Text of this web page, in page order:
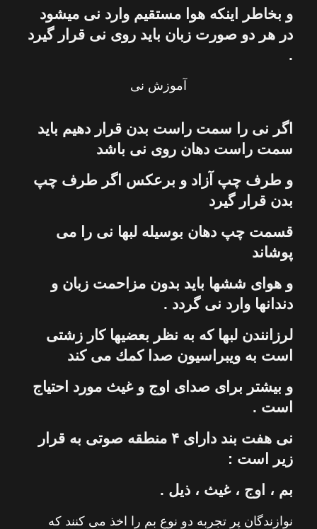
و بخاطر اینكه هوا مستقیم وارد نی میشود
در هر دو صورت زبان باید روی نی قرار گیرد
.
آموزش نی
اگر نی را سمت راست بدن قرار دهیم باید
سمت راست دهان روی نی باشد
و طرف چپ آزاد و برعكس اگر طرف چپ
بدن قرار گیرد
قسمت چپ دهان بوسیله لبها نی را می
پوشاند
و هوای ششها باید بدون مزاحمت زبان و
دندانها وارد نی گردد .
لرزانندن لبها كه به نظر بعضیها كار زشتی
است به ویبراسیون صدا كمك می كند
و بیشتر برای صدای اوج و غیث مورد احتیاج
است .
نی
هفت بند دارای ۴ منطقه صوتی به قرار
زیر است :
بم ، اوج ، غیث ، ذیل .
نوازندگان پر تجربه دو نوع بم را اخذ می كنند كه